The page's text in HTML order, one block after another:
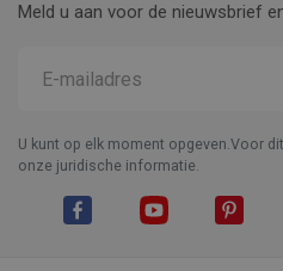
Meld u aan voor de nieuwsbrief
U kunt op elk moment opgeven.Voor
onze juridische informatie.